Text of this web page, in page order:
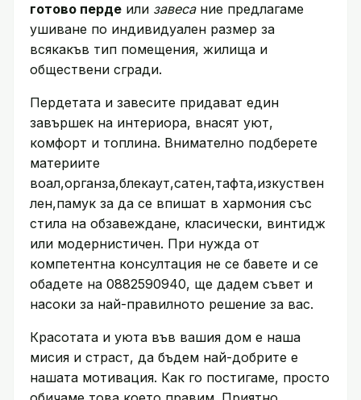
готово перде или завесание предлагаме
ушиване по индивидуален размер за
всякакъв тип помещения, жилища и
обществени сгради.
Пердетата и завесите придават един
завършек на интериора, внасят уют,
комфорт и топлина. Внимателно подберете
материите
воал,органза,блекаут,сатен,тафта,изкуствен
лен,памук за да се впишат в хармония със
стила на обзавеждане, класически, винтидж
или модернистичен. При нужда от
компетентна консултация не се бавете и се
обадете на 0882590940, ще дадем съвет и
насоки за най-правилното решение за вас.
Красотата и уюта във вашия дом е наша
мисия и страст, да бъдем най-добрите е
нашата мотивация. Как го постигаме, просто